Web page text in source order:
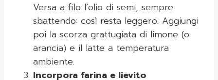
Versa a filo l’olio di semi, sempre
sbattendo: così resta leggero. Aggiungi
poi la scorza grattugiata di limone (o
arancia) e il latte a temperatura
ambiente.
Incorpora farina e lievito